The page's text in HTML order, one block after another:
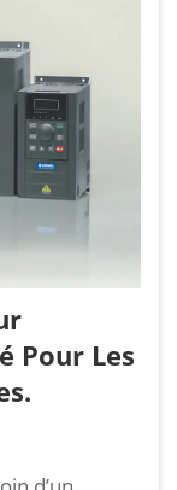
Pour Les